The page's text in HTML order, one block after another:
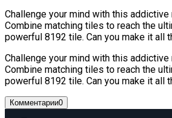
Challenge your mind with this
Combine matching tiles to reach the
powerful 8192 tile. Can you make it all
Challenge your mind with this
Combine matching tiles to reach the
powerful 8192 tile. Can you make it all
Комментарии0